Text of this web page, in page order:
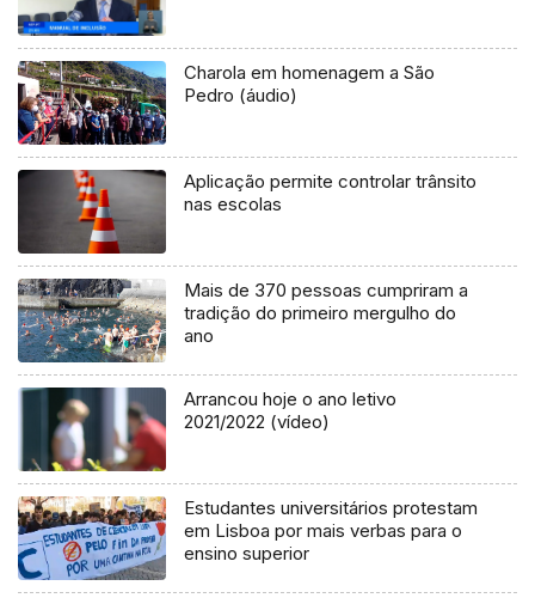
Charola em homenagem a São
Pedro (áudio)
Aplicação permite controlar trânsito
nas escolas
Mais de 370 pessoas cumpriram a
tradição do primeiro mergulho do
ano
Arrancou hoje o ano letivo
2021/2022 (vídeo)
Estudantes universitários protestam
em Lisboa por mais verbas para o
ensino superior